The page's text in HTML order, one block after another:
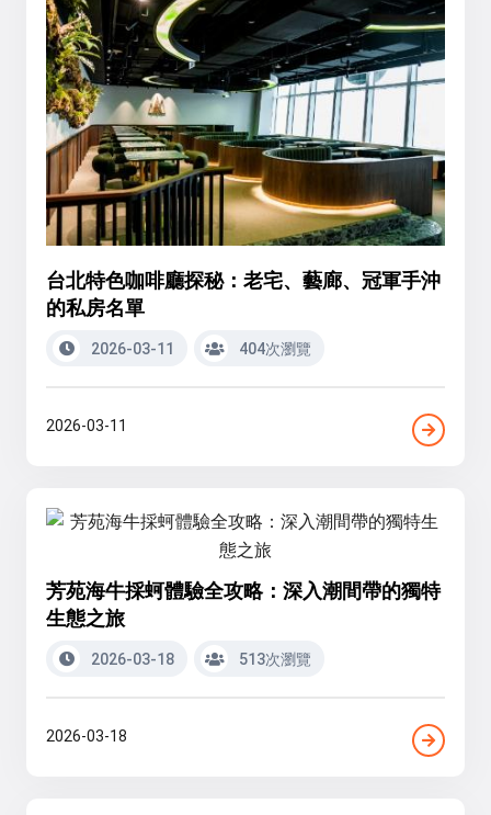
台北特色咖啡廳探秘：老宅、藝廊、冠軍手沖
的私房名單
2026-03-11 404次瀏覽
2026-03-11
芳苑海牛採蚵體驗全攻略：深入潮間帶的獨特
生態之旅
2026-03-18 513次瀏覽
2026-03-18